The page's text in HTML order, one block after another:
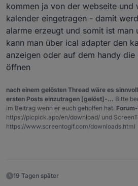
kommen ja von der webseite und
kalender eingetragen - damit
alarme erzeugt und somit ist
kann man über ical adapter den
anzeigen oder auf dem handy
öffnen
nach einem gelösten Thread wäre es
ersten Posts einzutragen [gelöst]-... Bitte
im Beitrag wenn er euch geholfen hat.
https://picpick.app/en/download/ und
https://www.screentogif.com/downloads.html
19 Tagen später